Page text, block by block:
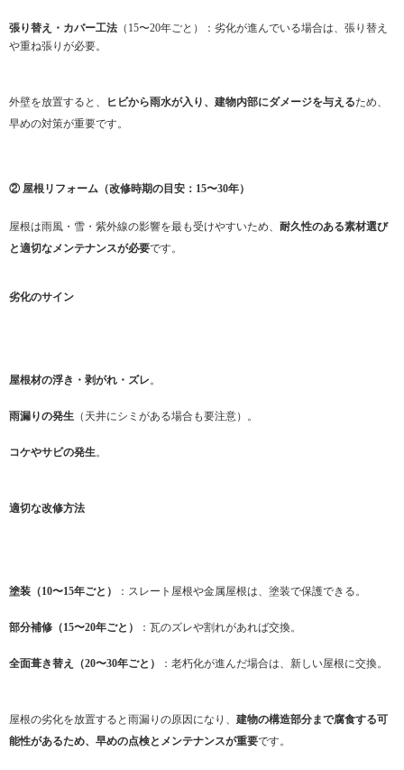
張り替え・カバー工法 （15〜20年ごと）：劣化が進んでいる場合は、張り替え
や重ね張りが必要。
外壁を放置すると、 ヒビから雨水が入り、建物内部にダメージを与えるため、
早めの対策が重要です。
② 屋根リフォーム（改修時期の目安：15〜30年）
屋根は雨風・雪・紫外線の影響を最も受けやすいため、 耐久性のある素材選び
と適切なメンテナンスが必要です。
劣化のサイン
屋根材の浮き・剥がれ・ズレ。
雨漏りの発生 （天井にシミがある場合も要注意）。
コケやサビの発生。
適切な改修方法
塗装（10〜15年ごと） ：スレート屋根や金属屋根は、塗装で保護できる。
部分補修（15〜20年ごと） ：瓦のズレや割れがあれば交換。
全面葺き替え（20〜30年ごと） ：老朽化が進んだ場合は、新しい屋根に交換。
屋根の劣化を放置すると雨漏りの原因になり、 建物の構造部分まで腐食する可
能性があるため、早めの点検とメンテナンスが重要です。